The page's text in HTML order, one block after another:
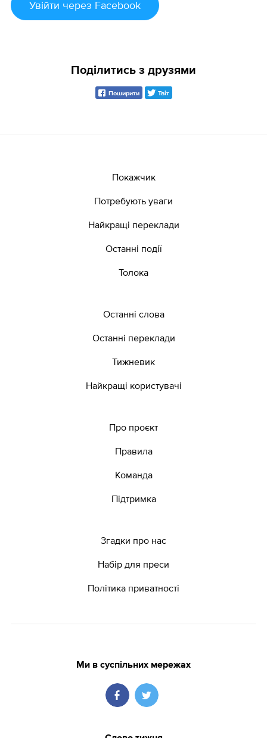
Увійти через Facebook
Поділитись з друзями
Поширити Твіт
Покажчик
Потребують уваги
Найкращі переклади
Останні події
Толока
Останні слова
Останні переклади
Тижневик
Найкращі користувачі
Про проєкт
Правила
Команда
Підтримка
Згадки про нас
Набір для преси
Політика приватності
Ми в суспільних мережах